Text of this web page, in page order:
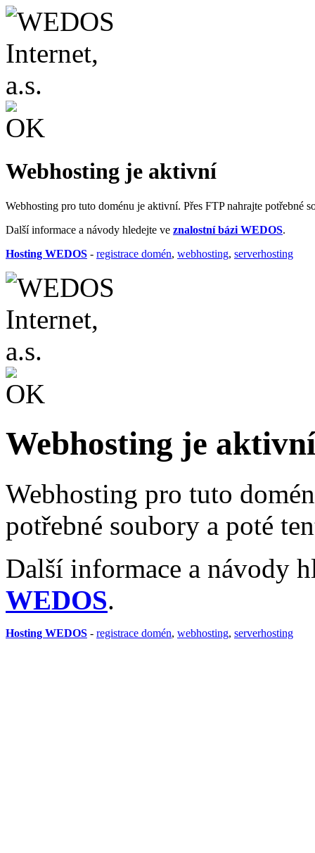
Webhosting je aktivní
Webhosting pro tuto doménu je aktivní. Přes FTP nahrajte potřebné
Další informace a návody hledejte ve znalostní bázi WEDOS.
Hosting WEDOS - registrace domén, webhosting, serverhosting
Webhosting je aktivní
Webhosting pro tuto
potřebné soubory a poté
Další informace a návody
WEDOS.
Hosting WEDOS - registrace domén, webhosting, serverhosting